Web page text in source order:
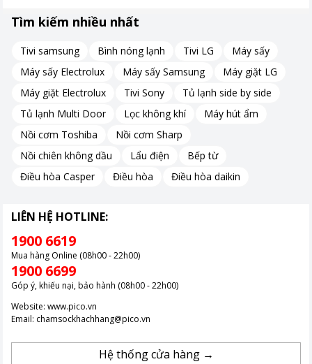
Tìm kiếm nhiều nhất
Tivi samsung Bình nóng lạnh Tivi LG
Máy sấy
Máy sấy Electrolux
Máy sấy Samsung
Máy giặt LG
Máy giặt Electrolux
Tivi Sony
Tủ lạnh side by side
Tủ lạnh Multi Door
Lọc không khí
Máy hút ẩm
Nồi cơm Toshiba
Nồi cơm Sharp
Nồi chiên không dầu
Lẩu điện
Bếp từ
Điều hòa Casper
Điều hòa Điều hòa daikin
LIÊN HỆ HOTLINE:
1900 6619
Mua hàng Online (08h00 - 22h00)
1900 6699
Góp ý, khiếu nại, bảo hành (08h00 - 22h00)
Website: www.pico.vn
Email: chamsockhachhang@pico.vn
Hệ thống cửa hàng →